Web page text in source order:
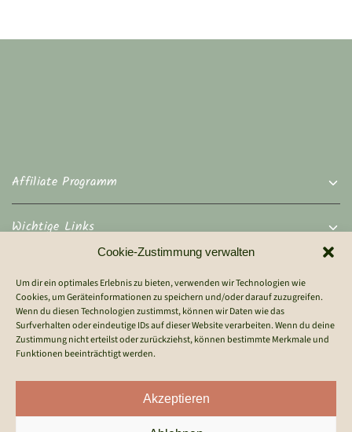
Cookie-Zustimmung verwalten
Um dir ein optimales Erlebnis zu bieten, verwenden wir Technologien wie
Cookies, um Geräteinformationen zu speichern und/oder darauf zuzugreifen.
Wenn du diesen Technologien zustimmst, können wir Daten wie das
Surfverhalten oder eindeutige IDs auf dieser Website verarbeiten. Wenn du deine
Zustimmung nicht erteilst oder zurückziehst, können bestimmte Merkmale und
Funktionen beeinträchtigt werden.
Akzeptieren
Affiliate Programm
Wichtige Links
Kontakt